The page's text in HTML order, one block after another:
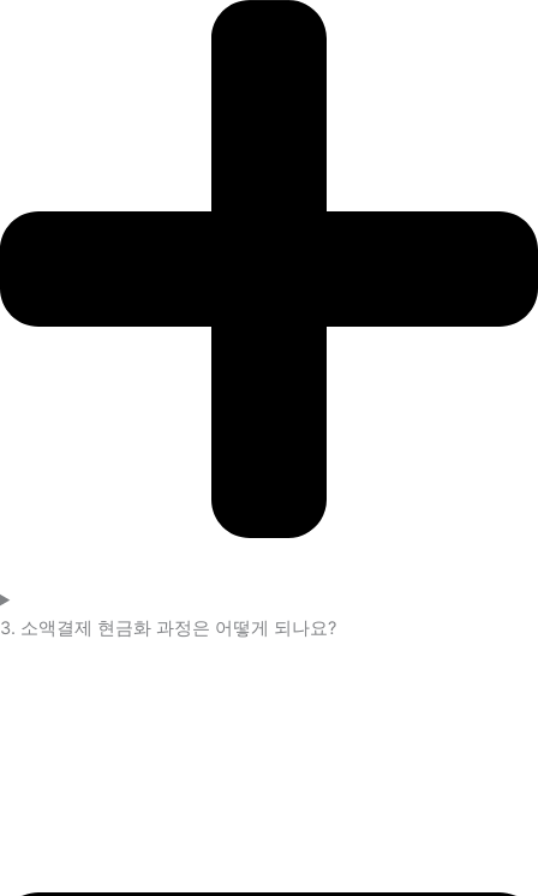
3. 소액결제 현금화 과정은 어떻게 되나요?